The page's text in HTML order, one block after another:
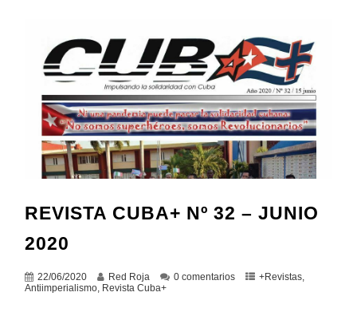
REVISTA CUBA+ Nº 32 – JUNIO
2020
22/06/2020 Red Roja 0 comentarios +Revistas,
Antiimperialismo, Revista Cuba+